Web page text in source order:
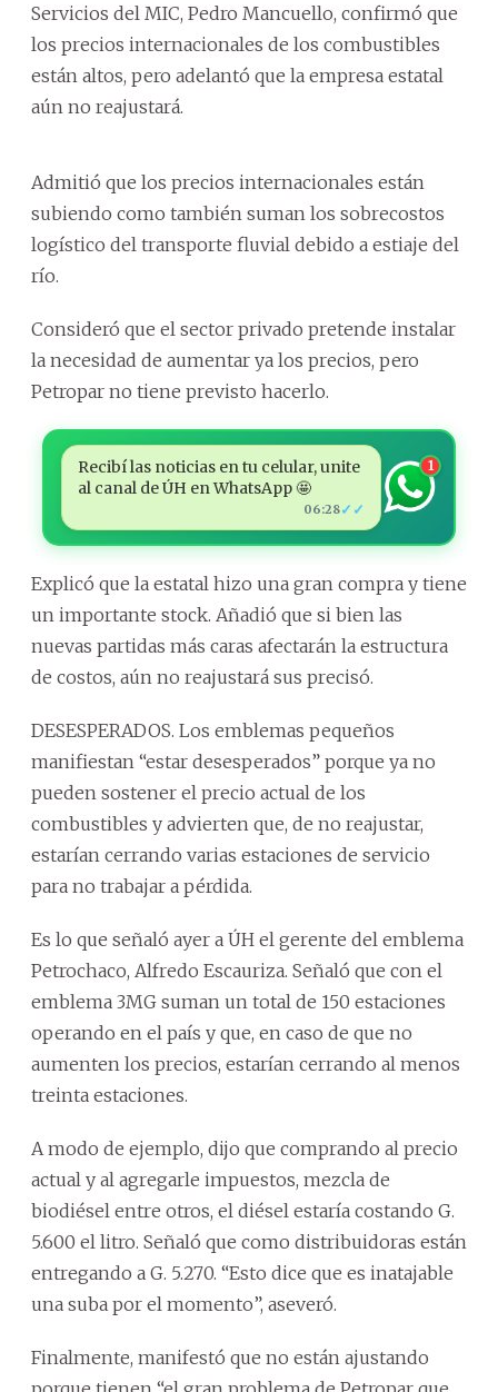
Servicios del MIC, Pedro Mancuello, confirmó que
los precios internacionales de los combustibles
están altos, pero adelantó que la empresa estatal
aún no reajustará.
Admitió que los precios internacionales están
subiendo como también suman los sobrecostos
logístico del transporte fluvial debido a estiaje del
río.
Consideró que el sector privado pretende instalar
la necesidad de aumentar ya los precios, pero
Petropar no tiene previsto hacerlo.
Recibí las noticias en tu celular, unite
al canal de ÚH en WhatsApp 🤩
06:28✓✓
1
Explicó que la estatal hizo una gran compra y tiene
un importante stock. Añadió que si bien las
nuevas partidas más caras afectarán la estructura
de costos, aún no reajustará sus precisó.
DESESPERADOS. Los emblemas pequeños
manifiestan “estar desesperados” porque ya no
pueden sostener el precio actual de los
combustibles y advierten que, de no reajustar,
estarían cerrando varias estaciones de servicio
para no trabajar a pérdida.
Es lo que señaló ayer a ÚH el gerente del emblema
Petrochaco, Alfredo Escauriza. Señaló que con el
emblema 3MG suman un total de 150 estaciones
operando en el país y que, en caso de que no
aumenten los precios, estarían cerrando al menos
treinta estaciones.
A modo de ejemplo, dijo que comprando al precio
actual y al agregarle impuestos, mezcla de
biodiésel entre otros, el diésel estaría costando G.
5.600 el litro. Señaló que como distribuidoras están
entregando a G. 5.270. “Esto dice que es inatajable
una suba por el momento”, aseveró.
Finalmente, manifestó que no están ajustando